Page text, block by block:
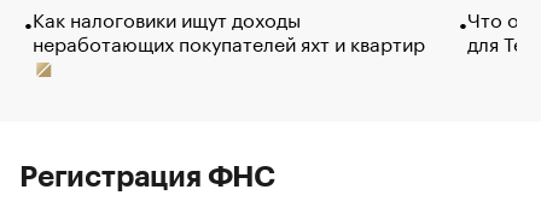
Как налоговики ищут доходы
неработающих покупателей яхт и квартир
Что
для
Регистрация ФНС